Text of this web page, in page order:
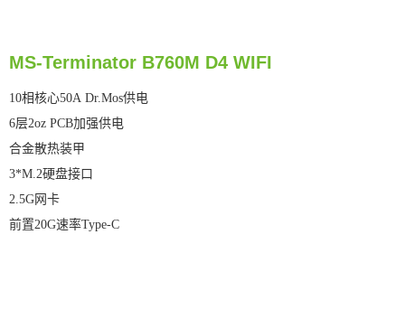
MS-Terminator B760M D4 WIFI
10相核心50A Dr.Mos供电
6层2oz PCB加强供电
合金散热装甲
3*M.2硬盘接口
2.5G网卡
前置20G速率Type-C